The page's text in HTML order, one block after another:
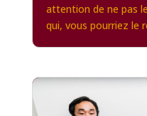
attention de ne pas
qui, vous pourriez le